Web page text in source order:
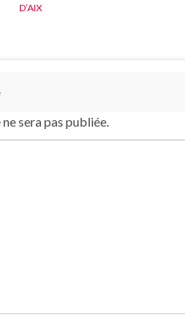
D’AIX
sera pas publiée.